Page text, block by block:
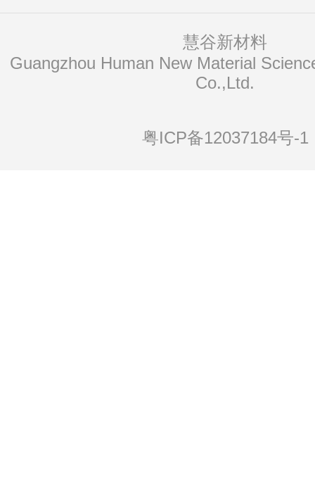
慧谷新材料
Co.,Ltd.
粤ICP备12037184号-1